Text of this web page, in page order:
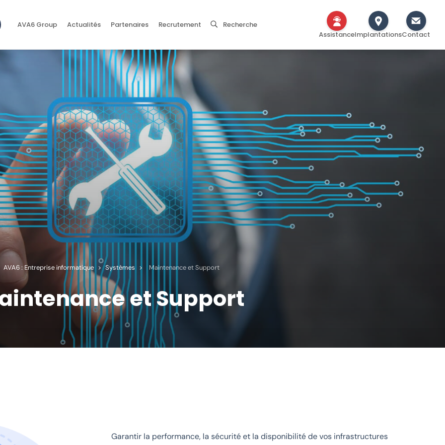
AVA6 Group Actualités Partenaires Recrutement
Recherche
AssistanceImplantationsContact
AVA6 : Entreprise informatique > Systèmes > Maintenance et Support
et Support
Garantir la performance, la sécurité et la disponibilité de vos infrastructures